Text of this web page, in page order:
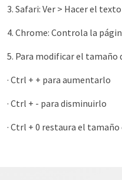
3. Safari: Ver > Hacer el
4. Chrome: Controla la
5. Para modificar el tamaño
· Ctrl + + para aumentarlo
· Ctrl + - para disminuirlo
· Ctrl + 0 restaura el